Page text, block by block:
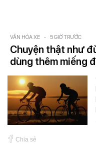
VĂN HÓA XE - 5 GIỜ TRƯỚC
Chuyện thật như
dùng thêm miếng
Chia sẻ